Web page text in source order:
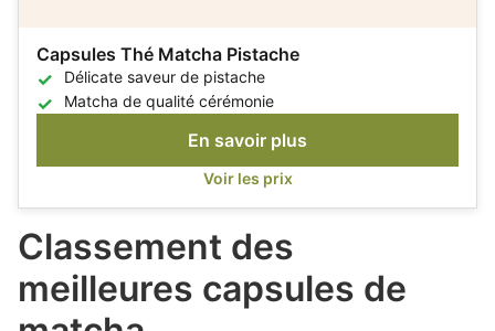
Capsules Thé Matcha Pistache
Délicate saveur de pistache
Matcha de qualité cérémonie
En savoir plus
Voir les prix
Classement des
meilleures capsules de